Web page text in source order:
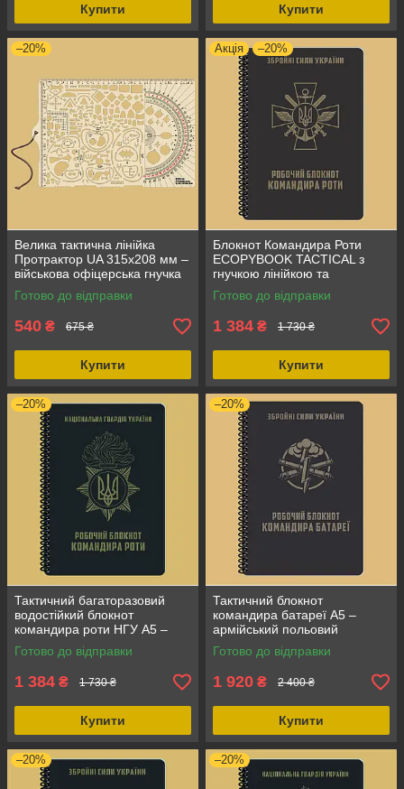
Купити Купити
–20%
Велика тактична лінійка
Протрактор UA 315x208 мм –
військова офіцерська гнучка
антиблікова лінійка з
транспортиром
Готово до відправки
540 ₴ 675 ₴
Купити
Акція –20%
Блокнот Командира Роти
ECOPYBOOK TACTICAL з
гнучкою лінійкою та
оверлеєм для топографічних
карт
Готово до відправки
1 384 ₴ 1 730 ₴
Купити
–20%
Тактичний багаторазовий
водостійкий блокнот
командира роти НГУ А5 –
польовий армійський
робочий записник
Готово до відправки
1 384 ₴ 1 730 ₴
Купити
–20%
Тактичний блокнот
командира батареї А5 –
армійський польовий
водостійкий записник
Готово до відправки
1 920 ₴ 2 400 ₴
Купити
–20% –20%